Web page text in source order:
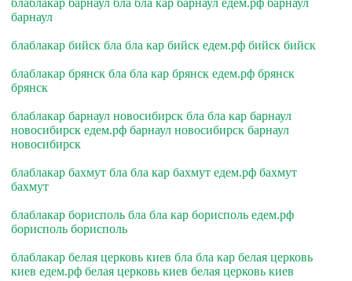
блаблакар барнаул бла бла кар барнаул едем.рф барнаул
барнаул
блаблакар бийск бла бла кар бийск едем.рф бийск бийск
блаблакар брянск бла бла кар брянск едем.рф брянск
брянск
блаблакар барнаул новосибирск бла бла кар барнаул
новосибирск едем.рф барнаул новосибирск барнаул
новосибирск
блаблакар бахмут бла бла кар бахмут едем.рф бахмут
бахмут
блаблакар борисполь бла бла кар борисполь едем.рф
борисполь борисполь
блаблакар белая церковь киев бла бла кар белая церковь
киев едем.рф белая церковь киев белая церковь киев